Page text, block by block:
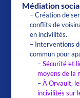
Médiation
– Création de
conflits de
en incivilités.
– Interventions
commun pour
–Sécurité et
moyens de la
–À Orvault,
incivilités sur